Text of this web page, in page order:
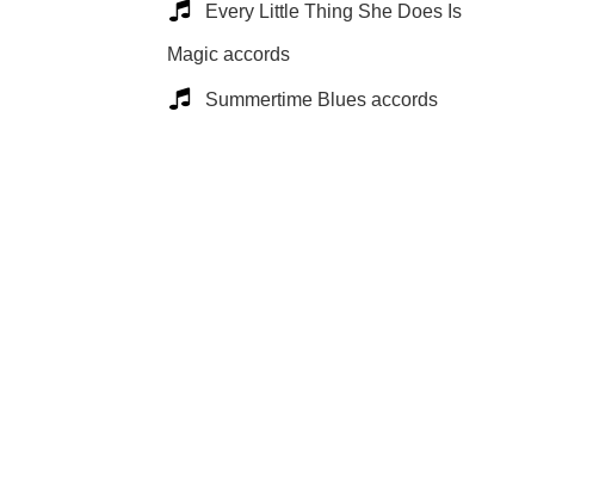
Every Little Thing She Does Is
Magic accords
Summertime Blues accords